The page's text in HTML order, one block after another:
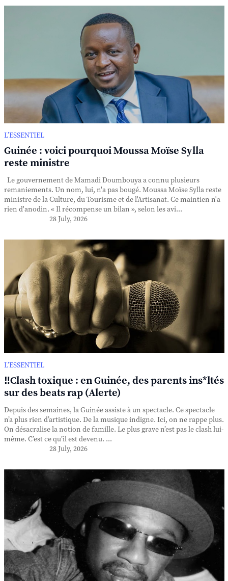
L’ESSENTIEL
Guinée : voici pourquoi Moussa Moïse Sylla
reste ministre
Le gouvernement de Mamadi Doumbouya a connu plusieurs
remaniements. Un nom, lui, n'a pas bougé. Moussa Moïse Sylla reste
ministre de la Culture, du Tourisme et de l'Artisanat. Ce maintien n'a
rien d'anodin. « Il récompense un bilan », selon les avi...
28 July, 2026
L’ESSENTIEL
‼️Clash toxique : en Guinée, des parents ins*ltés
sur des beats rap (Alerte)
Depuis des semaines, la Guinée assiste à un spectacle. Ce spectacle
n’a plus rien d’artistique. De la musique indigne. Ici, on ne rappe plus.
On désacralise la notion de famille. Le plus grave n’est pas le clash lui-
même. C’est ce qu’il est devenu. ...
28 July, 2026